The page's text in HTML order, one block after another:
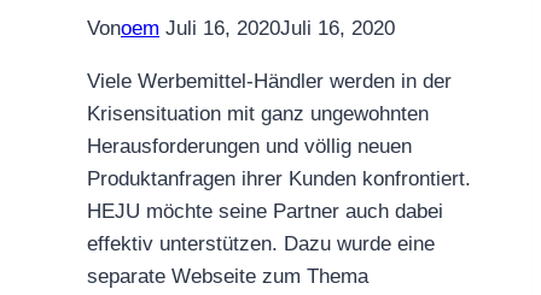
Vonoem Juli 16, 2020Juli 16, 2020
Viele Werbemittel-Händler werden in der
Krisensituation mit ganz ungewohnten
Herausforderungen und völlig neuen
Produktanfragen ihrer Kunden konfrontiert.
HEJU möchte seine Partner auch dabei
effektiv unterstützen. Dazu wurde eine
separate Webseite zum Thema